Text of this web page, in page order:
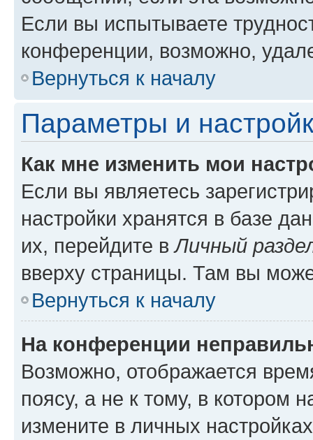
Если вы испытываете
конференции, возможно,
Вернуться к началу
Параметры и
Как мне изменить мои
Если вы являетесь
настройки хранятся в базе
их, перейдите вЛичный
вверху страницы. Там вы
Вернуться к началу
На конференции
Возможно, отображается
поясу, а не к тому, в котором
измените в личных